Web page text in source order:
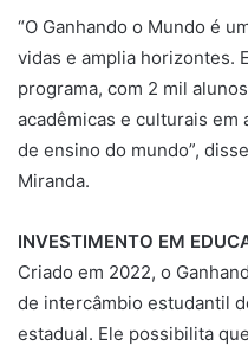
“O Ganhando o Mundo é
vidas e amplia horizontes.
programa, com 2 mil
acadêmicas e culturais
de ensino do mundo”,
Miranda.
INVESTIMENTO EM
Criado em 2022, o
de intercâmbio estudantil
estadual. Ele possibilita